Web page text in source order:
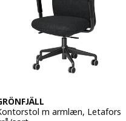
m armlæn, Letafors